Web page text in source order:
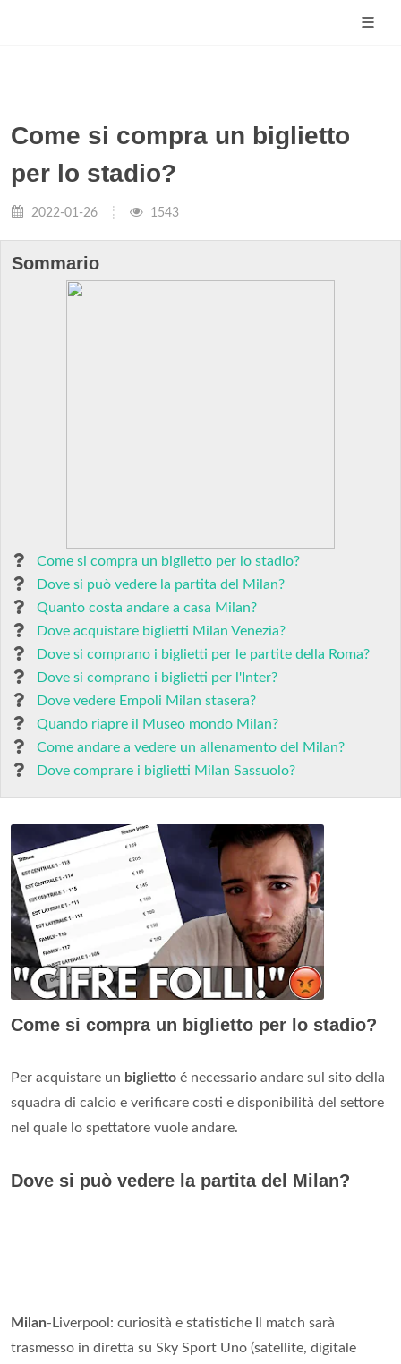
Come si compra un biglietto
per lo stadio?
2022-01-26 1543
Sommario
Come si compra un biglietto per lo stadio?
Dove si può vedere la partita del Milan?
Quanto costa andare a casa Milan?
Dove acquistare biglietti Milan Venezia?
Dove si comprano i biglietti per le partite della Roma?
Dove si comprano i biglietti per l'Inter?
Dove vedere Empoli Milan stasera?
Quando riapre il Museo mondo Milan?
Come andare a vedere un allenamento del Milan?
Dove comprare i biglietti Milan Sassuolo?
Come si compra un biglietto per lo stadio?
Per acquistare un biglietto é necessario andare sul sito della
squadra di calcio e verificare costi e disponibilità del settore
nel quale lo spettatore vuole andare.
Dove si può vedere la partita del Milan?
Milan-Liverpool: curiosità e statistiche Il match sarà
trasmesso in diretta su Sky Sport Uno (satellite, digitale